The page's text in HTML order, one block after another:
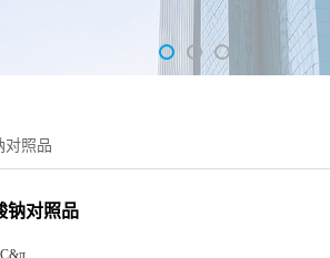
对照品
钠对照品
C&π